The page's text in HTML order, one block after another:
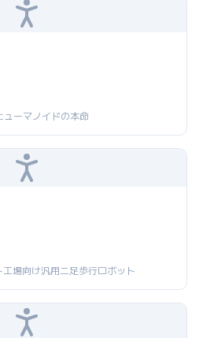
ーマノイドの本命
場向け汎用二足歩行ロボット